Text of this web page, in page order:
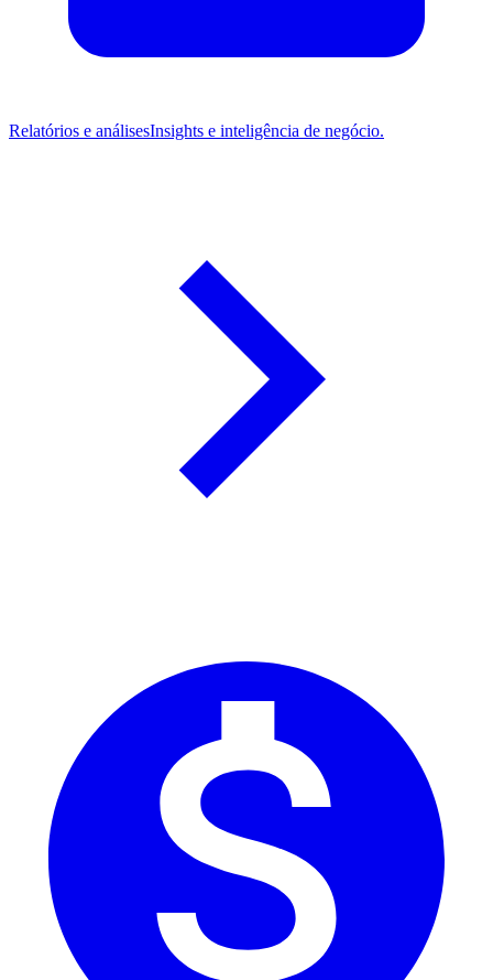
Relatórios e análisesInsights e inteligência de negócio.